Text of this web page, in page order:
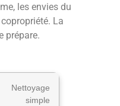
les envies du
La
prépare.
Nettoyage
simple